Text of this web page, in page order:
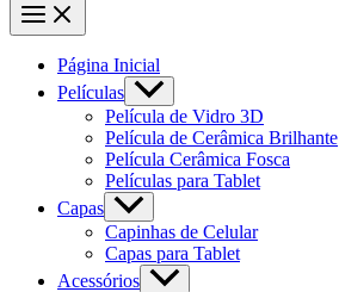
Página Inicial
Películas
Película de Vidro 3D
Película de Cerâmica Brilhante
Película Cerâmica Fosca
Películas para Tablet
Capas
Capinhas de Celular
Capas para Tablet
Acessórios